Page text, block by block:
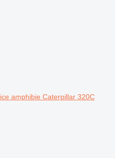
amphibie Caterpillar 320C